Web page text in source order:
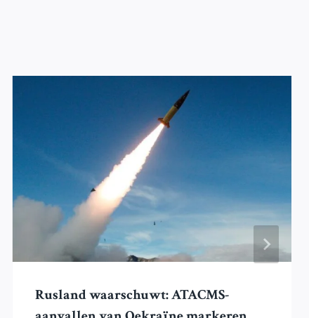
Rusland waarschuwt: ATACMS-